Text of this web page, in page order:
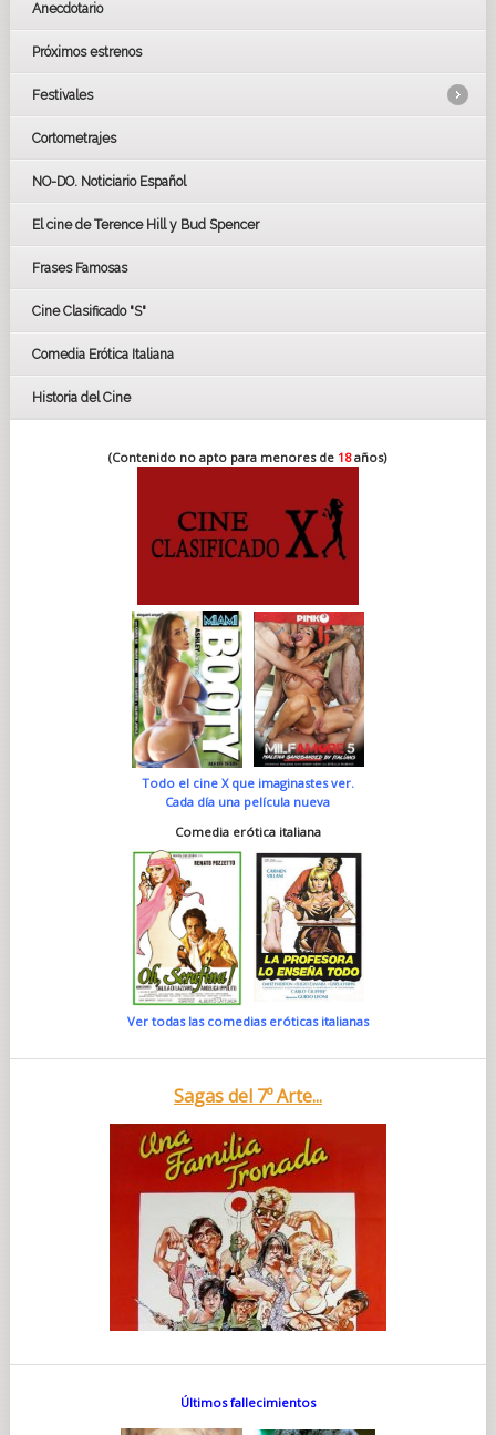
Anecdotario
Próximos estrenos
Festivales
LOS OSCARS
GOYAS
BAFTA
Cortometrajes
NO-DO. Noticiario Español
El cine de Terence Hill y Bud Spencer
Frases Famosas
Cine Clasificado "S"
Comedia Erótica Italiana
Historia del Cine
(Contenido no apto para menores de 18años)
Todo el cine X que imaginastes ver.
Cada día una película nueva
Comedia erótica italiana
Ver todas las comedias eróticas italianas
Sagas del 7º Arte...
Últimos fallecimientos